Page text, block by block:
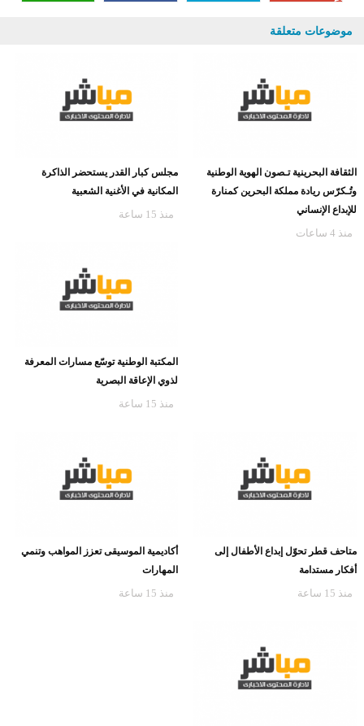
موضوعات متعلقة
الثقافة البحرينية تـصون الهوية الوطنية
وتُـكرّس ريادة مملكة البحرين كمنارة
للإبداع الإنساني
منذ 4 ساعات
مجلس كبار القدر يستحضر الذاكرة
المكانية في الأغنية الشعبية
منذ 15 ساعة
المكتبة الوطنية توسّع مسارات المعرفة
لذوي الإعاقة البصرية
منذ 15 ساعة
متاحف قطر تحوّل إبداع الأطفال إلى
أفكار مستدامة
منذ 15 ساعة
أكاديمية الموسيقى تعزز المواهب وتنمي
المهارات
منذ 15 ساعة